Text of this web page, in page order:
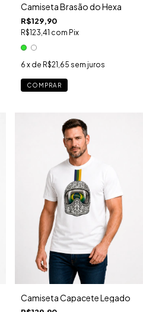
Camiseta Brasão do Hexa
R$129,90
R$123,41 com Pix
6 x de R$21,65 sem juros
COMPRAR
Camiseta Capacete Legado